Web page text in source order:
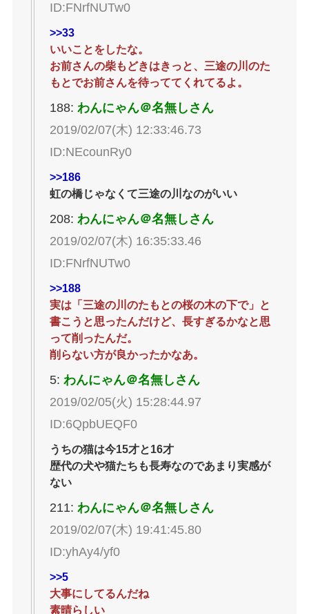
ID:FNrfNUTw0
>>33
いいことをしたな。
お前さんの柴もどきはきっと、三途の川のた
もとでお前さんを待っててくれてるよ。
188: わんにゃん＠名無しさん
2019/02/07(木) 12:33:46.73
ID:NEcounRy0
>>186
虹の橋じゃなくて三途の川なのがいい
208: わんにゃん＠名無しさん
2019/02/07(木) 16:35:33.46
ID:FNrfNUTw0
>>188
実は「三途の川のたもとの桜の木の下で」と
書こうと思ったんだけど、長すぎるかなと思
って削ったんだ。
削らない方が良かったかなあ。
5: わんにゃん＠名無しさん
2019/02/05(火) 15:28:44.97
ID:6QpbUEQF0
うちの猫は今15才と16才
歴代の犬や猫たちも長寿なのであまり実感が
ない
211: わんにゃん＠名無しさん
2019/02/07(木) 19:41:45.80
ID:yhAy4/yf0
>>5
大事にしてるんだね
素晴らしい